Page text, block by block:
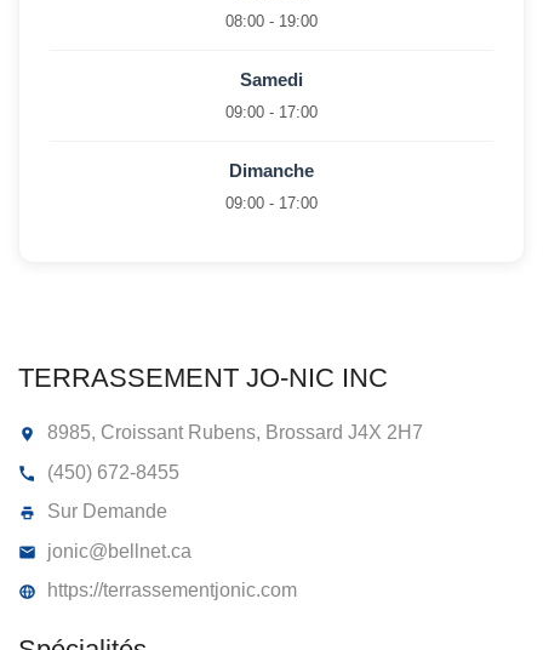
TERRASSEMENT JO-NIC INC
08:00 - 19:00
Samedi
09:00 - 17:00
Dimanche
09:00 - 17:00